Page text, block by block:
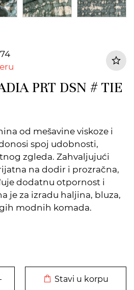
PRT DSN # TIE
od mešavine viskoze i
spoj udobnosti,
zgleda. Zahvaljujući
na dodir i prozračna,
dodatnu otpornost i
je za izradu haljina, bluza,
modnih komada.
Stavi u korpu